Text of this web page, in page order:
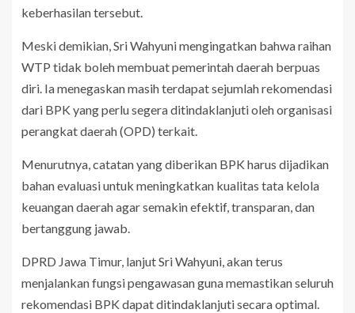
keberhasilan tersebut.
Meski demikian, Sri Wahyuni mengingatkan bahwa raihan
WTP tidak boleh membuat pemerintah daerah berpuas
diri. Ia menegaskan masih terdapat sejumlah rekomendasi
dari BPK yang perlu segera ditindaklanjuti oleh organisasi
perangkat daerah (OPD) terkait.
Menurutnya, catatan yang diberikan BPK harus dijadikan
bahan evaluasi untuk meningkatkan kualitas tata kelola
keuangan daerah agar semakin efektif, transparan, dan
bertanggung jawab.
DPRD Jawa Timur, lanjut Sri Wahyuni, akan terus
menjalankan fungsi pengawasan guna memastikan seluruh
rekomendasi BPK dapat ditindaklanjuti secara optimal.